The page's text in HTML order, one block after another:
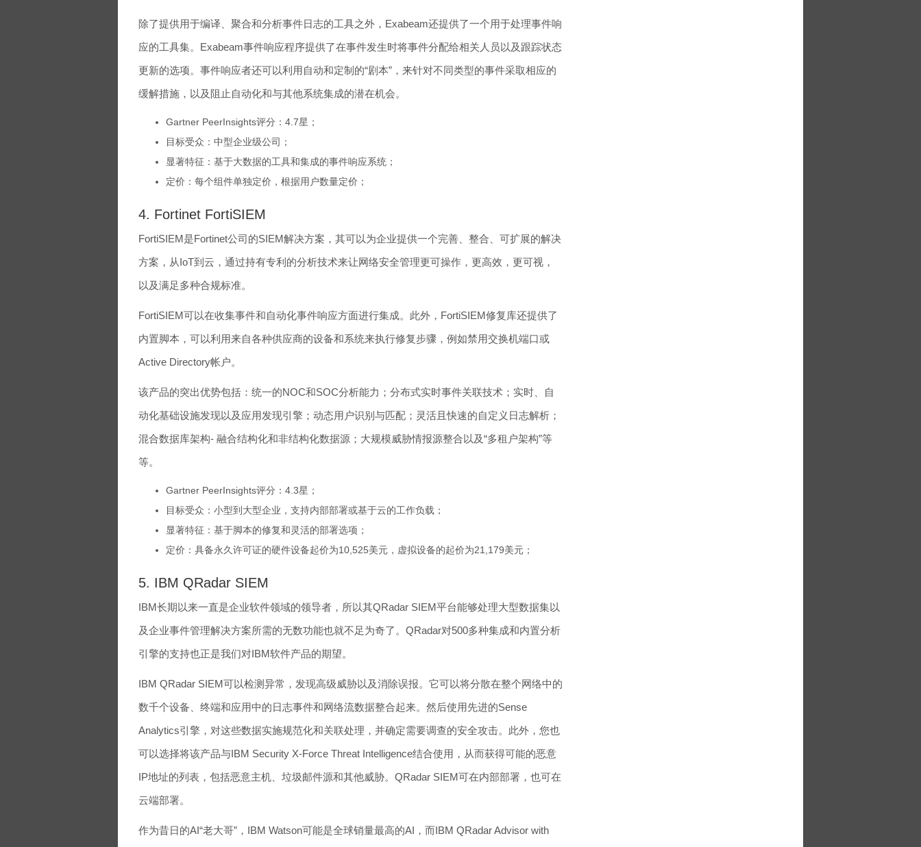
除了提供用于编译、聚合和分析事件日志的工具之外，Exabeam还提供了一个用于处理事件响
应的工具集。Exabeam事件响应程序提供了在事件发生时将事件分配给相关人员以及跟踪状态
更新的选项。事件响应者还可以利用自动和定制的“剧本”，来针对不同类型的事件采取相应的
缓解措施，以及阻止自动化和与其他系统集成的潜在机会。
Gartner PeerInsights评分：4.7星；
目标受众：中型企业级公司；
显著特征：基于大数据的工具和集成的事件响应系统；
定价：每个组件单独定价，根据用户数量定价；
4. Fortinet FortiSIEM
FortiSIEM是Fortinet公司的SIEM解决方案，其可以为企业提供一个完善、整合、可扩展的解决
方案，从IoT到云，通过持有专利的分析技术来让网络安全管理更可操作，更高效，更可视，
以及满足多种合规标准。
FortiSIEM可以在收集事件和自动化事件响应方面进行集成。此外，FortiSIEM修复库还提供了
内置脚本，可以利用来自各种供应商的设备和系统来执行修复步骤，例如禁用交换机端口或
Active Directory帐户。
该产品的突出优势包括：统一的NOC和SOC分析能力；分布式实时事件关联技术；实时、自
动化基础设施发现以及应用发现引擎；动态用户识别与匹配；灵活且快速的自定义日志解析；
混合数据库架构- 融合结构化和非结构化数据源；大规模威胁情报源整合以及“多租户架构”等
等。
Gartner PeerInsights评分：4.3星；
目标受众：小型到大型企业，支持内部部署或基于云的工作负载；
显著特征：基于脚本的修复和灵活的部署选项；
定价：具备永久许可证的硬件设备起价为10,525美元，虚拟设备的起价为21,179美元；
5. IBM QRadar SIEM
IBM长期以来一直是企业软件领域的领导者，所以其QRadar SIEM平台能够处理大型数据集以
及企业事件管理解决方案所需的无数功能也就不足为奇了。QRadar对500多种集成和内置分析
引擎的支持也正是我们对IBM软件产品的期望。
IBM QRadar SIEM可以检测异常，发现高级威胁以及消除误报。它可以将分散在整个网络中的
数千个设备、终端和应用中的日志事件和网络流数据整合起来。然后使用先进的Sense
Analytics引擎，对这些数据实施规范化和关联处理，并确定需要调查的安全攻击。此外，您也
可以选择将该产品与IBM Security X-Force Threat Intelligence结合使用，从而获得可能的恶意
IP地址的列表，包括恶意主机、垃圾邮件源和其他威胁。QRadar SIEM可在内部部署，也可在
云端部署。
作为昔日的AI“老大哥”，IBM Watson可能是全球销量最高的AI，而IBM QRadar Advisor with